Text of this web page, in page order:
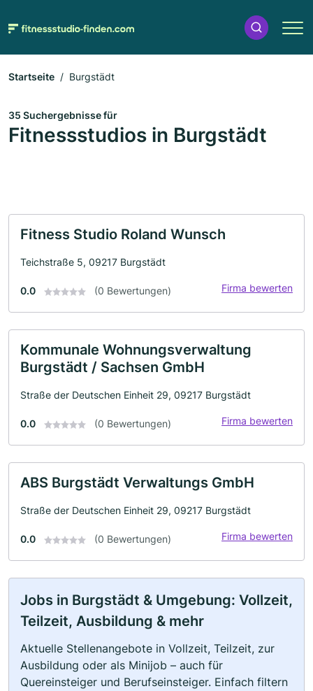
Startseite Burgstädt
35 Suchergebnisse für
Fitnessstudios in Burgstädt
Fitness Studio Roland Wunsch
Teichstraße 5, 09217 Burgstädt
0.0 (0 Bewertungen) Firma bewerten
Kommunale Wohnungsverwaltung
Burgstädt / Sachsen GmbH
Straße der Deutschen Einheit 29, 09217 Burgstädt
0.0 (0 Bewertungen) Firma bewerten
ABS Burgstädt Verwaltungs GmbH
Straße der Deutschen Einheit 29, 09217 Burgstädt
0.0 (0 Bewertungen) Firma bewerten
Jobs in Burgstädt & Umgebung: Vollzeit,
Teilzeit, Ausbildung & mehr
Aktuelle Stellenangebote in Vollzeit, Teilzeit, zur
Ausbildung oder als Minijob – auch für
Quereinsteiger und Berufseinsteiger. Einfach filtern